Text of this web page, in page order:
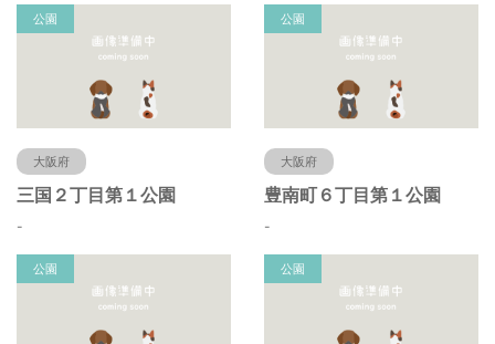
公園
大阪府
三国２丁目第１公園
-
公園
大阪府
豊南町６丁目第１公園
-
公園 公園